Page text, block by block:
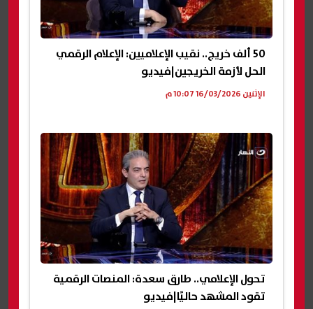
50 ألف خريج.. نقيب الإعلاميين: الإعلام الرقمي
الحل لأزمة الخريجين|فيديو
الإثنين 16/03/2026 10:07 م
تحول الإعلامي.. طارق سعدة: المنصات الرقمية
تقود المشهد حاليًا|فيديو